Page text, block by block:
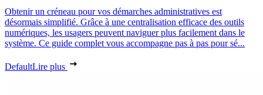
Obtenir un créneau pour vos démarches administratives est
désormais simplifié. Grâce à une centralisation efficace des outils
numériques, les usagers peuvent naviguer plus facilement dans le
système. Ce guide complet vous accompagne pas à pas pour sé...
DefaultLire plus